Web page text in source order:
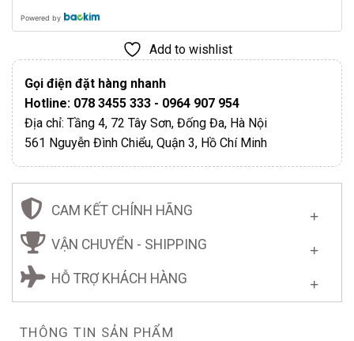
Powered by
Add to wishlist
Gọi điện đặt hàng nhanh
Hotline: 078 3455 333 - 0964 907 954
Địa chỉ: Tầng 4, 72 Tây Sơn, Đống Đa, Hà Nội
561 Nguyễn Đình Chiểu, Quận 3, Hồ Chí Minh
CAM KẾT CHÍNH HÃNG
VẬN CHUYỂN - SHIPPING
HỖ TRỢ KHÁCH HÀNG
THÔNG TIN SẢN PHẨM